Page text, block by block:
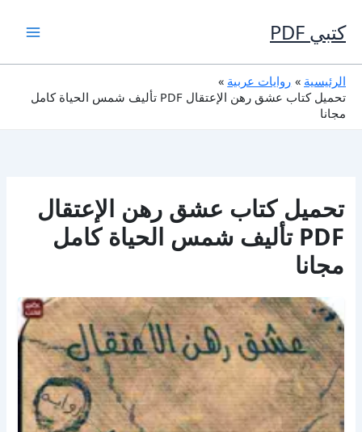
إلى
المحتوى
كتبي PDF
الرئيسية
روايات عربية
تحميل كتاب عشق رهن الإعتقال PDF تأليف شمس الحياة كامل
مجانا
تحميل كتاب عشق رهن الإعتقال
PDF تأليف شمس الحياة كامل
مجانا